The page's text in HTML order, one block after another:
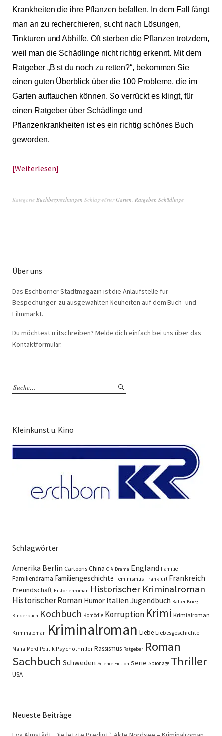
Krankheiten die ihre Pflanzen befallen. In dem Fall fängt
man an zu recherchieren, sucht nach Lösungen,
Tinkturen und Abhilfe. Oft sterben die Pflanzen trotzdem,
weil man die Schädlinge nicht richtig erkennt. Mit dem
Ratgeber „Bist du noch zu retten?“, bekommen Sie
einen guten Überblick über die 100 Probleme, die im
Garten auftauchen können. So verrückt es klingt, für
einen Ratgeber über Schädlinge und
Pflanzenkrankheiten ist es ein richtig schönes Buch
geworden.
Weiterlesen
Kategorie Buchbesprechungen SchlagwörterGarten, Ratgeber, Schädlinge
Über uns
Das Eschborner Stadtmagazin ist die Anlaufstelle für
Bespechungen zu ausgewählten Neuheiten auf dem Buch- und
Filmmarkt.
Du möchtest mitschreiben? Melde dich einfach bei uns über das
Kontaktformular.
Kleinkunst u. Kino
Schlagwörter
Amerika Berlin Cartoons China CIA Drama England Familie
Familiendrama Familiengeschichte Feminismus Frankfurt Frankreich
Freundschaft Historienroman Historischer Kriminalroman
Historischer Roman Humor Italien Jugendbuch Kalter Krieg
Kinderbuch Kochbuch Komödie Korruption Krimi Krimialroman
Kriminaloman Kriminalroman Liebe Liebesgeschichte
Mafia Mord Politik Psychothriller Rassismus Ratgeber Roman
Sachbuch Schweden Science Fiction Serie Spionage Thriller
USA
Neueste Beiträge